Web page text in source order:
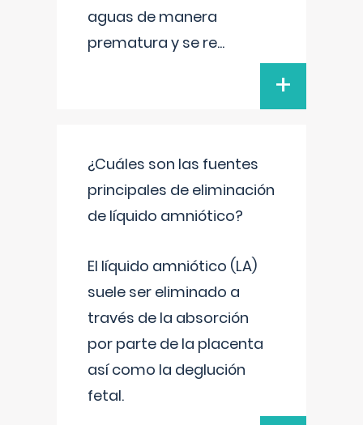
aguas de manera
prematura y se re...
+
¿Cuáles son las fuentes
principales de eliminación
de líquido amniótico?
El líquido amniótico (LA)
suele ser eliminado a
través de la absorción
por parte de la placenta
así como la deglución
fetal.